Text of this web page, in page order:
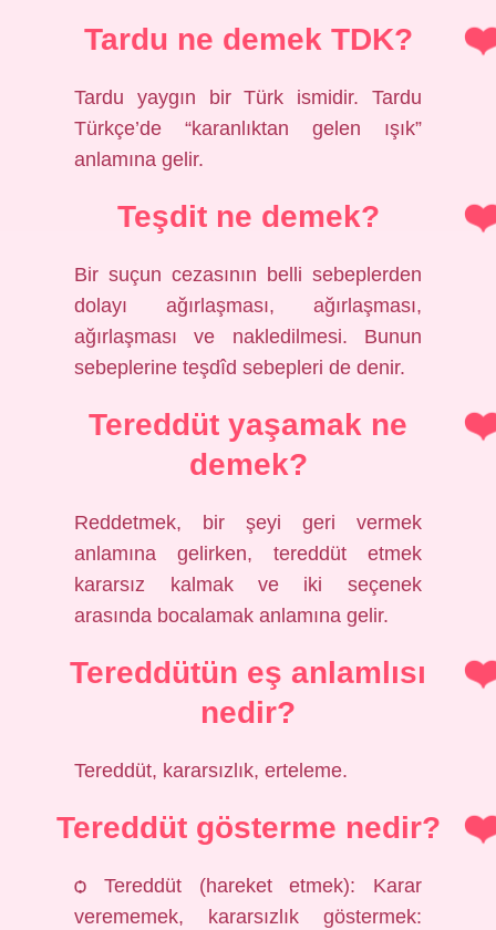
Tardu ne demek TDK?
Tardu yaygın bir Türk ismidir. Tardu
Türkçe’de “karanlıktan gelen ışık”
anlamına gelir.
Teşdit ne demek?
Bir suçun cezasının belli sebeplerden
dolayı ağırlaşması, ağırlaşması,
ağırlaşması ve nakledilmesi. Bunun
sebeplerine teşdîd sebepleri de denir.
Tereddüt yaşamak ne
demek?
Reddetmek, bir şeyi geri vermek
anlamına gelirken, tereddüt etmek
kararsız kalmak ve iki seçenek
arasında bocalamak anlamına gelir.
Tereddütün eş anlamlısı
nedir?
Tereddüt, kararsızlık, erteleme.
Tereddüt gösterme nedir?
ѻ Tereddüt (hareket etmek): Karar
verememek, kararsızlık göstermek: